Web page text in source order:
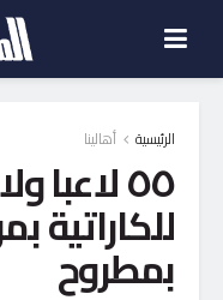
الرئيسية أهالينا
٥٥
للكاراتية
بمطروح